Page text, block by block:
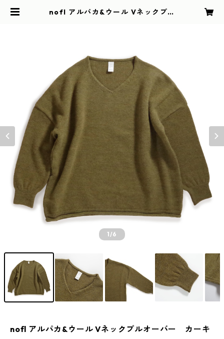
nofl アルパカ&ウール Vネックプル
1/6
nofl アルパカ&ウール Vネックプルオーバー カーキ